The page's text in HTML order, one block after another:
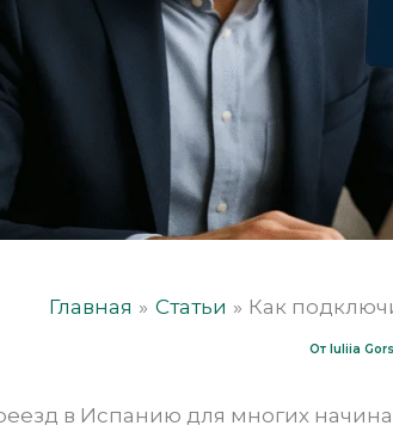
Главная Статьи Как
От Iuliia
в Испанию для многих